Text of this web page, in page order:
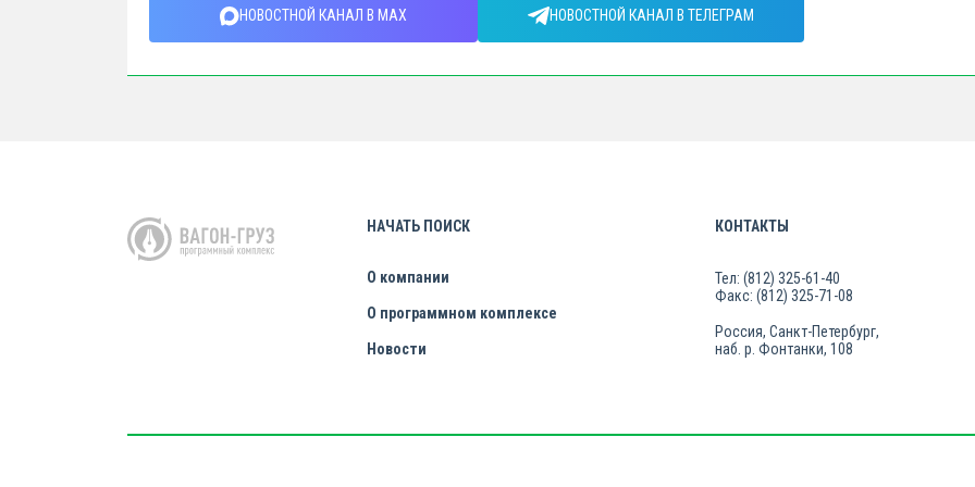
НОВОСТНОЙ КАНАЛ В MAX НОВОСТНОЙ КАНАЛ В ТЕЛЕГРАМ
НАЧАТЬ ПОИСК
О компании
О программном комплексе
Новости
КОНТАКТЫ
Тел: (812) 325-61-40
Факс: (812) 325-71-08
Россия, Санкт-Петербург,
наб. р. Фонтанки, 108